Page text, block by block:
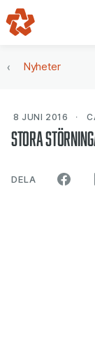
Gå till navigering
Gå till innehåll
Nyheter
8 JUNI 2016
Stora
DELA ARTIKELN